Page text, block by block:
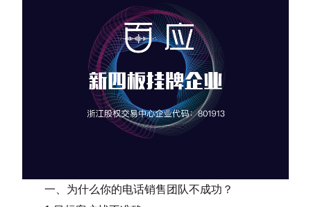
一、为什么你的电话销售团队不成功？